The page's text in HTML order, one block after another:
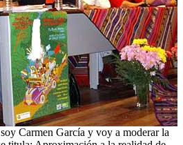
Carmen García y voy a moderar la